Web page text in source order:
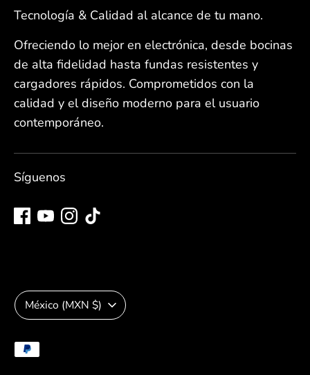
Tecnología & Calidad al alcance de tu mano.
Ofreciendo lo mejor en electrónica, desde bocinas
de alta fidelidad hasta fundas resistentes y
cargadores rápidos. Comprometidos con la
calidad y el diseño moderno para el usuario
contemporáneo.
Síguenos
Moneda
México (MXN $)
Medios